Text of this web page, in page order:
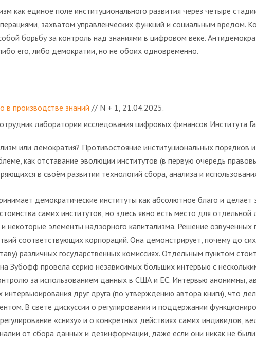
как единое поле институционального развития через четыре
захватом управленческих функций и социальным
борьбу за контроль над знаниями в цифровом веке.
его, либо демократии, но не обоих одновременно.
в производстве знаний // N + 1, 21.04.2025.
лаборатории исследования цифровых финансов Института
или демократия? Противостояние институциональных порядков
как отставание эволюции институтов (в первую очередь
в своём развитии технологий сбора, анализа и
демократические институты как абсолютное благо и
самих институтов, но здесь явно есть место для
некоторые элементы надзорного капитализма. Решение
соответствующих корпораций. Она демонстрирует, почему до
различных государственных комиссиях. Отдельным пунктом
Зубофф провела серию независимых больших интервью с
за использованием данных в США и ЕС. Интервью анонимны,
друг друга (по утверждению автора книги), что
В свете дискуссии о регулировании и поддержании
«снизу» и о конкретных действиях самих индивидов,
от сбора данных и дезинформации, даже если они никак не